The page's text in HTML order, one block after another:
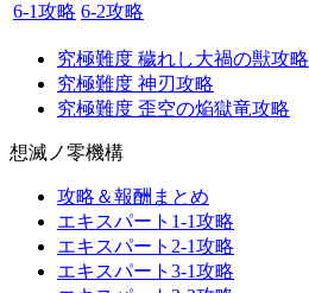
6-1攻略 6-2攻略
究極難度 穢れし大禍の獣攻略
究極難度 神刃攻略
究極難度 歪空の焔獄竜攻略
想滅ノ零機構
攻略＆報酬まとめ
エキスパート1-1攻略
エキスパート2-1攻略
エキスパート3-1攻略